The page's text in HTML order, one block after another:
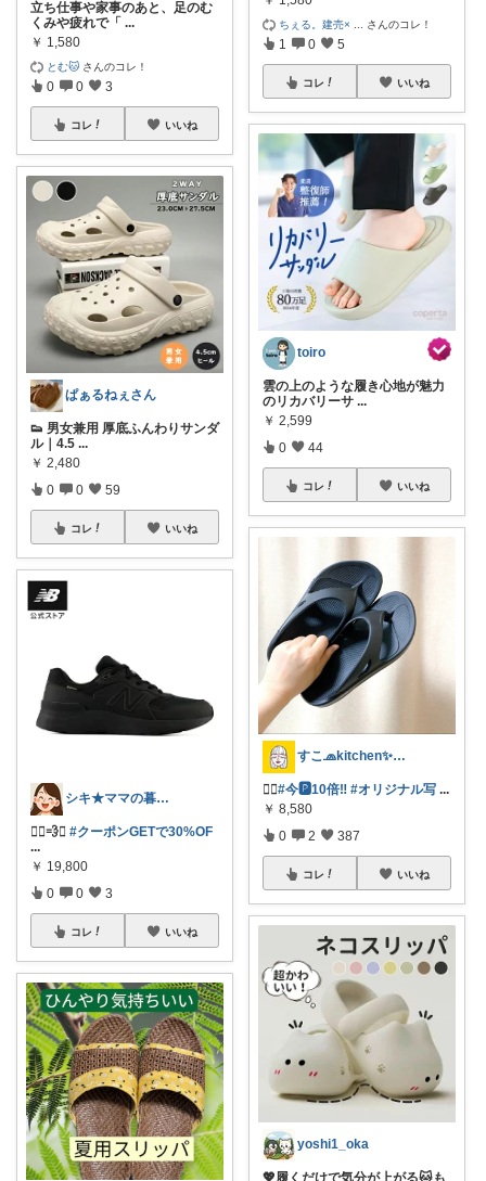
立ち仕事や家事のあと、足のむ
くみや疲れで「 ...
￥ 1,580
とむ🐱 さんのコレ！
0 0 3
コレ いいね
ぱぁるねぇさん
👟 男女兼用 厚底ふんわりサンダ
ル｜4.5 ...
￥ 2,480
0 0 59
コレ いいね
シキ★ママの暮らし、キッズ
🏃‍♂️💨✨ #クーポンGETで30%OF
...
￥ 19,800
0 0 3
コレ いいね
ちぇる。建売× さんのコレ！
1 0 5
コレ いいね
toiro
雲の上のような履き心地が魅力
のリカバリーサ ...
￥ 2,599
0 44
コレ いいね
すこ🧢kitchen✨interior
❤️‍🔥#今🅿️10倍‼︎ #オリジナル写 ...
￥ 8,580
0 2 387
コレ いいね
yoshi1_oka
💖履くだけで気分が上がる🐱も